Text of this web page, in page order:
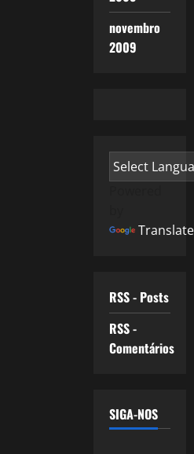
novembro
2009
Translate
RSS - Posts
RSS -
Comentários
SIGA-NOS